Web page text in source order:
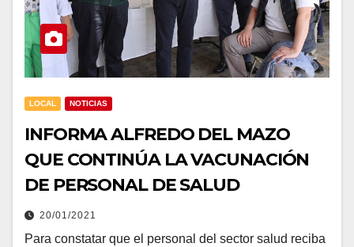
LOCAL NOTICIAS
INFORMA ALFREDO DEL MAZO
QUE CONTINÚA LA VACUNACIÓN
DE PERSONAL DE SALUD
20/01/2021
Para constatar que el personal del sector salud reciba